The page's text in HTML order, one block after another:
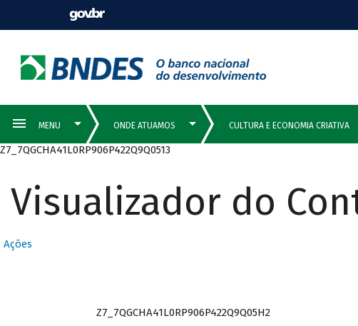
Z7_7QGCHA41L0RP906P422Q9Q0513
Visualizador do
Ações
Z7_7QGCHA41L0RP906P422Q9Q05H2